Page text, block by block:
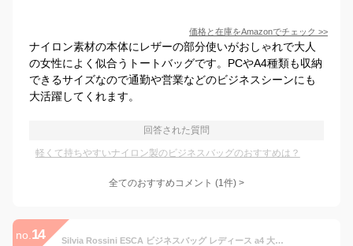
価格と在庫をAmazonでチェック >>
ナイロン素材の本体にレザーの部分使いがおしゃれで大人
の女性によく似合うトートバッグです。PCやA4種類も収納
できるサイズなので通勤や営業などのビジネスシーンにも
大活躍してくれます。
回答された質問
軽くて持ちやすいナイロン製のビジネスバッグのおすすめは？
全てのおすすめコメント (1件) >
no. 14 Silvia Rossini ESCA ビジネスバッグ レディース a4 大容量 軽量 自立 底鋲付き ビジネストートバッグ ナイロン 就活 バッグ レディース 出張 面接 通勤 シンプル 大きめ 軽い ペットボトルホルダー 無地 黒 ブラック グレー ピンク 2500100 2500141 2500151 送料無料